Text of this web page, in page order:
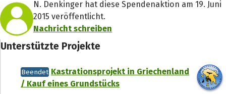
N. Denkinger hat diese Spendenaktion am 19. Juni
2015 veröffentlicht.
Nachricht schreiben
Unterstützte Projekte
Beendet Kastrationsprojekt in Griechenland
/ Kauf eines Grundstücks